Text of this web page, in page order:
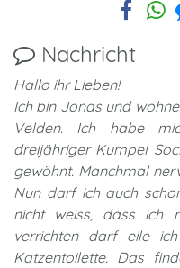
Nachricht
Hallo ihr Lieben!
Ich bin Jonas und
Velden. Ich habe
dreijähriger Kumpel
gewöhnt. Manchmal
Nun darf ich auch
nicht weiss, dass ich
verrichten darf eile
Katzentoilette. Das